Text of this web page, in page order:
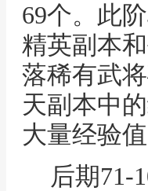
69个。此
精英副本
落稀有武
天副本中
大量经验值
后期71-